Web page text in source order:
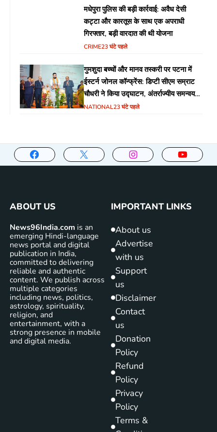
मधेपुरा पुलिस की बड़ी कार्रवाई: अवैध देसी
कट्टा और कारतूस के साथ एक अपराधी
गिरफ्तार, बड़ी वारदात की थी योजना
CRIME23 घंटे पहले
गुमशुदा बच्चों और मानव तस्करी पर पटना में
ईस्टर्न जोनल कॉन्फ्रेंस: डिप्टी सीएम सम्राट
चौधरी ने किया उद्घाटन, अंतर्राज्यीय समन्वय
पर जोर
NATIONAL23 घंटे पहले
ABOUT US
News96India.com is an
emerging Hindi-language
news portal and digital
publication in India,
committed to delivering
reliable and authentic
content. We publish across
multiple categories
including news, politics,
astrology, spirituality,
religion, and
entertainment, with a
strong presence in mobile
and digital media.
IMPORTANT LINKS
About us
Advertise
with us
Support
us
Disclaimer
Contact
us
Donation
Policy
Refund
Policy
Privacy
Policy
Terms &